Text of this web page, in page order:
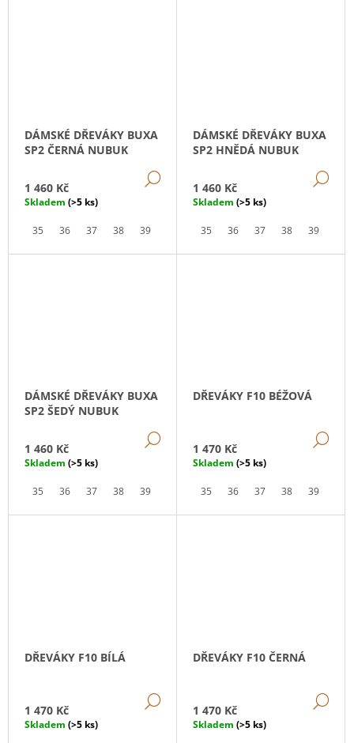
DÁMSKÉ DŘEVÁKY BUXA
SP2 ČERNÁ NUBUK
1 460 Kč
DETAIL
Skladem (>5 ks)
35 36 37 38 39 41 42
DÁMSKÉ DŘEVÁKY BUXA
SP2 HNĚDÁ NUBUK
1 460 Kč
Skladem (>5 ks)
35 36 37 38 39
DÁMSKÉ DŘEVÁKY BUXA
SP2 ŠEDÝ NUBUK
1 460 Kč
DETAIL
Skladem (>5 ks)
35 36 37 38 39 41 42
DŘEVÁKY F10 BÉŽOVÁ
1 470 Kč
Skladem (>5 ks)
35 36 37 38 39
DŘEVÁKY F10 BÍLÁ
1 470 Kč
DETAIL
Skladem (>5 ks)
DŘEVÁKY F10 ČERNÁ
1 470 Kč
Skladem (>5 ks)